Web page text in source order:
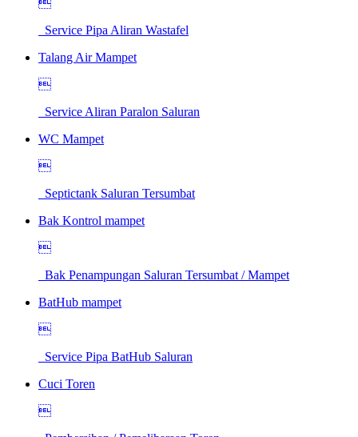
Service Pipa Aliran Wastafel
Talang Air Mampet

Service Aliran Paralon Saluran
WC Mampet

Septictank Saluran Tersumbat
Bak Kontrol mampet

Bak Penampungan Saluran Tersumbat / Mampet
BatHub mampet

Service Pipa BatHub Saluran
Cuci Toren
